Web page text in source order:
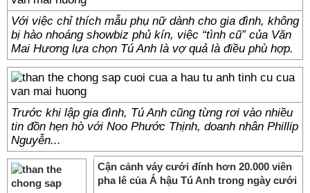
Với việc chỉ thích mẫu phụ nữ dành cho gia đình, không
bị hào nhoáng showbiz phủ kín, việc “tình cũ” của Văn
Mai Hương lựa chọn Tú Anh là vợ quả là điều phù hợp.
Trước khi lập gia đình, Tú Anh cũng từng rơi vào nhiều
tin đồn hẹn hò với Noo Phước Thịnh, doanh nhân Phillip
Nguyễn...
Cận cảnh váy cưới đính hơn 20.000 viên
pha lê của Á hậu Tú Anh trong ngày cưới